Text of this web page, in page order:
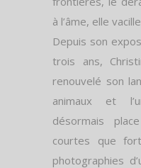
à l’âme, elle
Depuis son
trois ans,
renouvelé son
animaux et
désormais
courtes que
photographies